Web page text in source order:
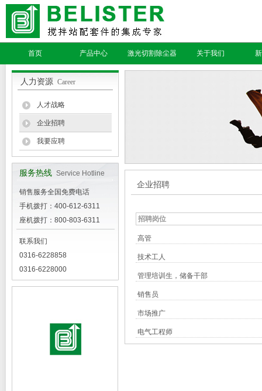
首页 产品中心 激光切割除尘器 关于我们
人力资源 Career
人才战略
企业招聘
我要应聘
服务热线 Service Hotline
销售服务全国免费电话
手机拨打：400-612-6311
座机拨打：800-803-6311
联系我们
0316-6228858
0316-6228000
企业招聘
招聘岗位
高管
技术工人
管理培训生，储备干部
销售员
市场推广
电气工程师